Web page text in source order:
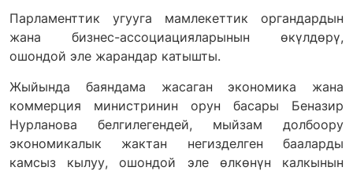
Парламенттик угууга мамлекеттик органдардын
жана бизнес-ассоциацияларынын өкүлдөрү,
ошондой эле жарандар катышты.
Жыйында баяндама жасаган экономика жана
коммерция министринин орун басары Беназир
Нурланова белгилегендей, мыйзам долбоору
экономикалык жактан негизделген бааларды
камсыз кылуу, ошондой эле өлкөнүн калкынын